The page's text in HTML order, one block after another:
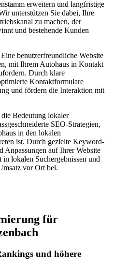
erweitern und langfristige
unterstützen Sie dabei, Ihre
zu machen, der
und bestehende Kunden
Eine benutzerfreundliche Website
mit Ihrem Autohaus in Kontakt
Durch klare
Kontaktformulare
und fördern die Interaktion mit
Bedeutung lokaler
SEO-Strategien,
in den lokalen
ist. Durch gezielte Keyword-
Anpassungen auf Ihrer Website
lokalen Suchergebnissen und
vor Ort bei.
für
und höhere